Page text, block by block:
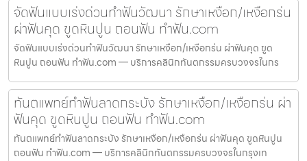
จัดฟันแบบเร่งด่วนทำฟันวัฒนา รักษาเหงือก/เหงือกร่น
ผ่าฟันคุด ขูดหินปูน ถอนฟัน ทำฟัน.com
จัดฟันแบบเร่งด่วนทำฟันวัฒนา รักษาเหงือก/เหงือกร่น ผ่าฟันคุด ขูด
หินปูน ถอนฟัน ทำฟัน.com — บริการคลินิกทันตกรรมครบวงจรในกร
ทันตแพทย์ทำฟันลาดกระบัง รักษาเหงือก/เหงือกร่น ผ่า
ฟันคุด ขูดหินปูน ถอนฟัน ทำฟัน.com
ทันตแพทย์ทำฟันลาดกระบัง รักษาเหงือก/เหงือกร่น ผ่าฟันคุด ขูดหินปูน
ถอนฟัน ทำฟัน.com — บริการคลินิกทันตกรรมครบวงจรในกรุงเท